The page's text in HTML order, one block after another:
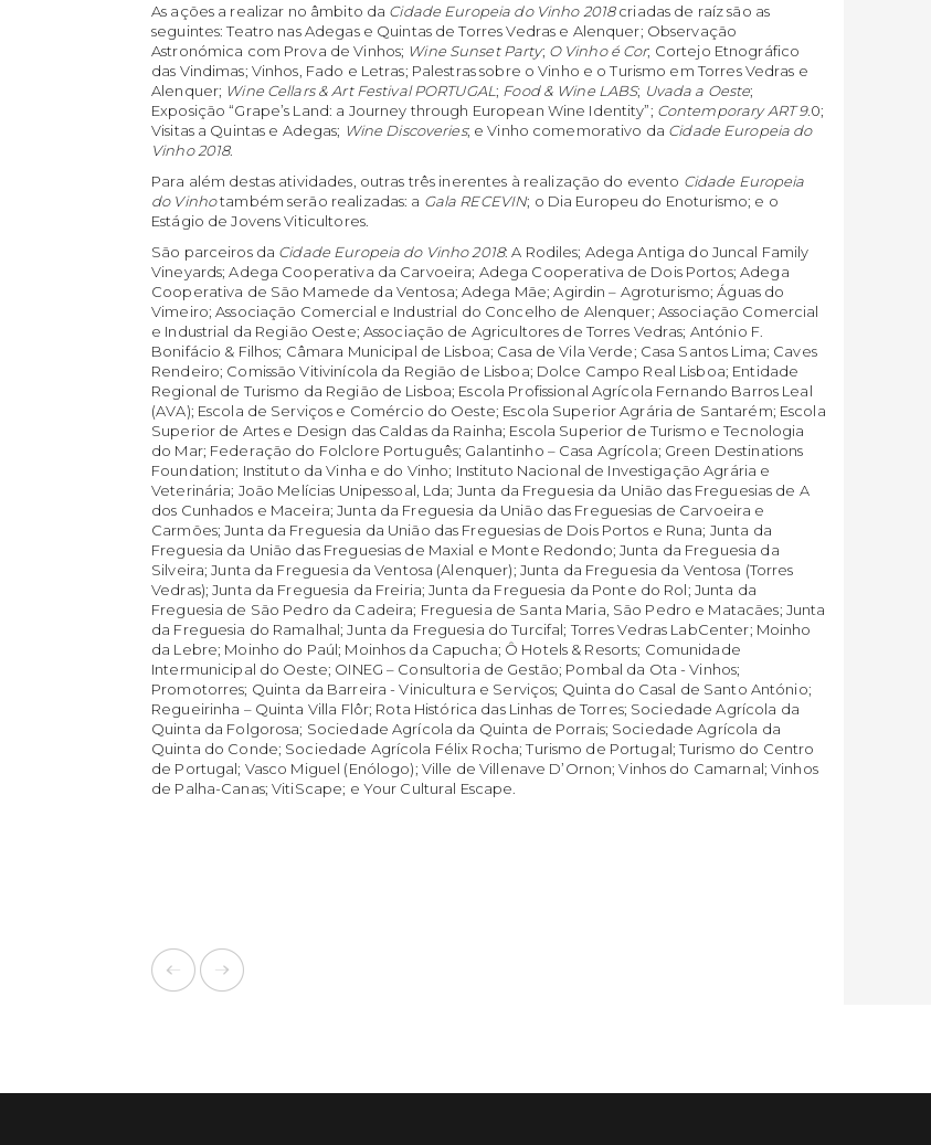
As ações a realizar no âmbito da Cidade Europeia do Vinho 2018criadas de raíz são as
seguintes: Teatro nas Adegas e Quintas de Torres Vedras e Alenquer; Observação
Astronómica com Prova de Vinhos; Wine Sunset Party; O Vinho é Cor; Cortejo Etnográfico
das Vindimas; Vinhos, Fado e Letras; Palestras sobre o Vinho e o Turismo em Torres Vedras e
Alenquer; Wine Cellars & Art Festival PORTUGAL; Food & Wine LABS; Uvada a Oeste;
Exposição “Grape’s Land: a Journey through European Wine Identity”; Contemporary ART 9.0;
Visitas a Quintas e Adegas; Wine Discoveries; e Vinho comemorativo da Cidade Europeia do
Vinho 2018.
Para além destas atividades, outras três inerentes à realização do evento Cidade Europeia
do Vinhotambém serão realizadas: a Gala RECEVIN; o Dia Europeu do Enoturismo; e o
Estágio de Jovens Viticultores.
São parceiros da Cidade Europeia do Vinho 2018: A Rodiles; Adega Antiga do Juncal Family
Vineyards; Adega Cooperativa da Carvoeira; Adega Cooperativa de Dois Portos; Adega
Cooperativa de São Mamede da Ventosa; Adega Mãe; Agirdin – Agroturismo; Águas do
Vimeiro; Associação Comercial e Industrial do Concelho de Alenquer; Associação Comercial
e Industrial da Região Oeste; Associação de Agricultores de Torres Vedras; António F.
Bonifácio & Filhos; Câmara Municipal de Lisboa; Casa de Vila Verde; Casa Santos Lima; Caves
Rendeiro; Comissão Vitivinícola da Região de Lisboa; Dolce Campo Real Lisboa; Entidade
Regional de Turismo da Região de Lisboa; Escola Profissional Agrícola Fernando Barros Leal
(AVA); Escola de Serviços e Comércio do Oeste; Escola Superior Agrária de Santarém; Escola
Superior de Artes e Design das Caldas da Rainha; Escola Superior de Turismo e Tecnologia
do Mar; Federação do Folclore Português; Galantinho – Casa Agrícola; Green Destinations
Foundation; Instituto da Vinha e do Vinho; Instituto Nacional de Investigação Agrária e
Veterinária; João Melícias Unipessoal, Lda; Junta da Freguesia da União das Freguesias de A
dos Cunhados e Maceira; Junta da Freguesia da União das Freguesias de Carvoeira e
Carmões; Junta da Freguesia da União das Freguesias de Dois Portos e Runa; Junta da
Freguesia da União das Freguesias de Maxial e Monte Redondo; Junta da Freguesia da
Silveira; Junta da Freguesia da Ventosa (Alenquer); Junta da Freguesia da Ventosa (Torres
Vedras); Junta da Freguesia da Freiria; Junta da Freguesia da Ponte do Rol; Junta da
Freguesia de São Pedro da Cadeira; Freguesia de Santa Maria, São Pedro e Matacães; Junta
da Freguesia do Ramalhal; Junta da Freguesia do Turcifal; Torres Vedras LabCenter; Moinho
da Lebre; Moinho do Paúl; Moinhos da Capucha; Ô Hotels & Resorts; Comunidade
Intermunicipal do Oeste; OINEG – Consultoria de Gestão; Pombal da Ota - Vinhos;
Promotorres; Quinta da Barreira - Vinicultura e Serviços; Quinta do Casal de Santo António;
Regueirinha – Quinta Villa Flôr; Rota Histórica das Linhas de Torres; Sociedade Agrícola da
Quinta da Folgorosa; Sociedade Agrícola da Quinta de Porrais; Sociedade Agrícola da
Quinta do Conde; Sociedade Agrícola Félix Rocha; Turismo de Portugal; Turismo do Centro
de Portugal; Vasco Miguel (Enólogo); Ville de Villenave D’Ornon; Vinhos do Camarnal; Vinhos
de Palha-Canas; VitiScape; e Your Cultural Escape.